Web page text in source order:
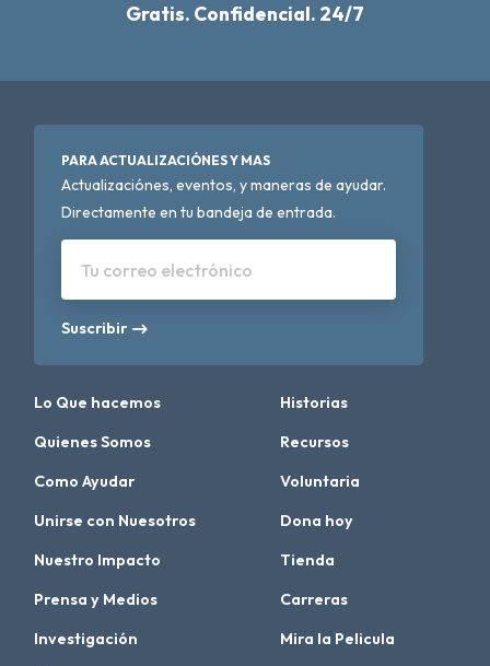
Gratis. Confidencial. 24/7
PARA ACTUALIZACIÓNES Y MAS
Actualizaciónes, eventos, y maneras de ayudar.
Directamente en tu bandeja de entrada.
Tu correo electrónico
Suscribir
Lo Que hacemos
Quienes Somos
Como Ayudar
Unirse con Nuesotros
Nuestro Impacto
Prensa y Medios
Investigación
Historias
Recursos
Voluntaria
Dona hoy
Tienda
Carreras
Mira la Pelicula